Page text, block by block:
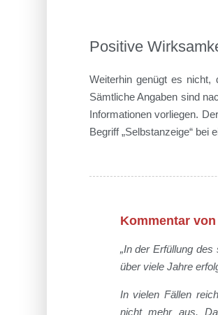
Positive
Weiterhin genügt es nicht,
Sämtliche Angaben sind
Informationen vorliegen.
Begriff „Selbstanzeige“ bei
Kommentar
„In der Erfüllung
über viele Jahre
In vielen Fällen
nicht mehr aus.